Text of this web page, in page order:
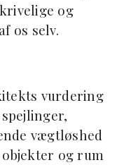
og
os selv.
vurdering
vægtløshed
og rum